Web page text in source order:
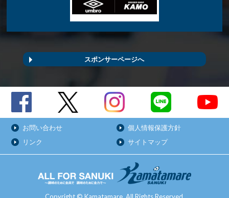
スポンサーページへ
お問い合わせ
個人情報保護方針
リンク
サイトマップ